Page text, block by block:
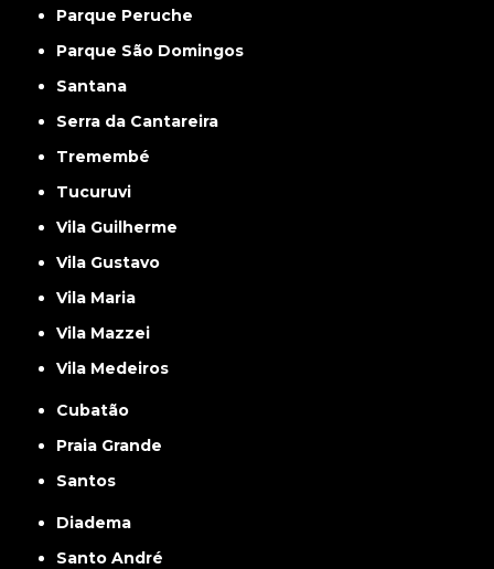
Parque Peruche
Parque São Domingos
Santana
Serra da Cantareira
Tremembé
Tucuruvi
Vila Guilherme
Vila Gustavo
Vila Maria
Vila Mazzei
Vila Medeiros
Cubatão
Praia Grande
Santos
Diadema
Santo André